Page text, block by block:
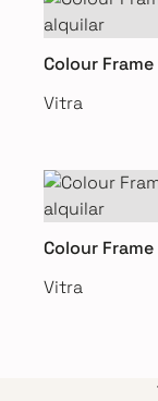
Colour
Vitra
Colour
Vitra